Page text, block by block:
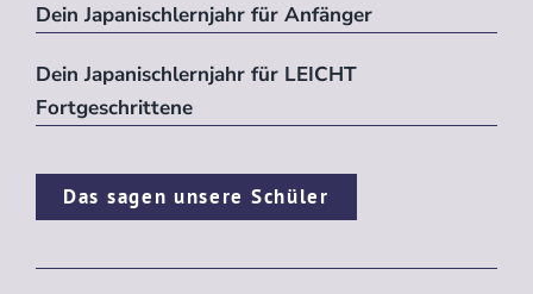
Dein Japanischlernjahr für Anfänger
Dein Japanischlernjahr für LEICHT
Fortgeschrittene
Das sagen unsere Schüler